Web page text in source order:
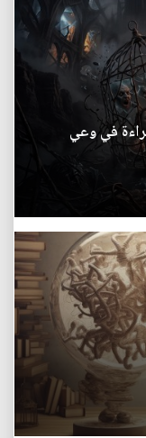
في وعي